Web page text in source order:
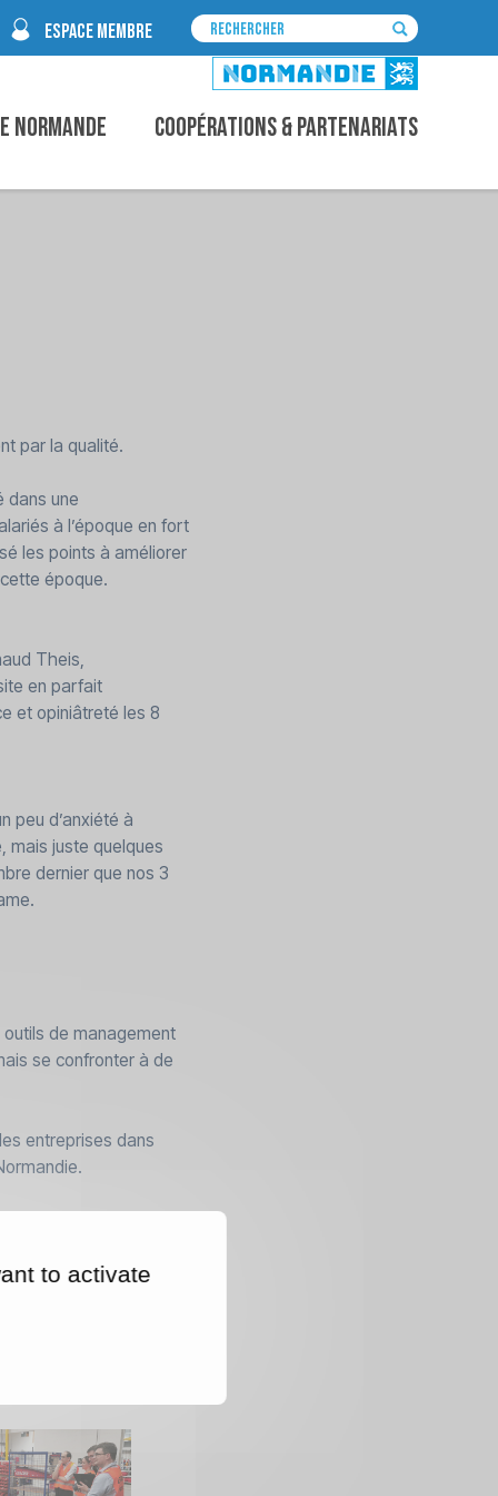
ESPACE MEMBRE
Normande Coopérations & Partenariats
par la qualité.
dans une
à l’époque en fort
les points à améliorer
époque.
Theis,
en parfait
et opiniâtreté les 8
peu d’anxiété à
mais juste quelques
dernier que nos 3
de management
se confronter à de
entreprises dans
RETOUR AUX ACTUALITÉS
to activate